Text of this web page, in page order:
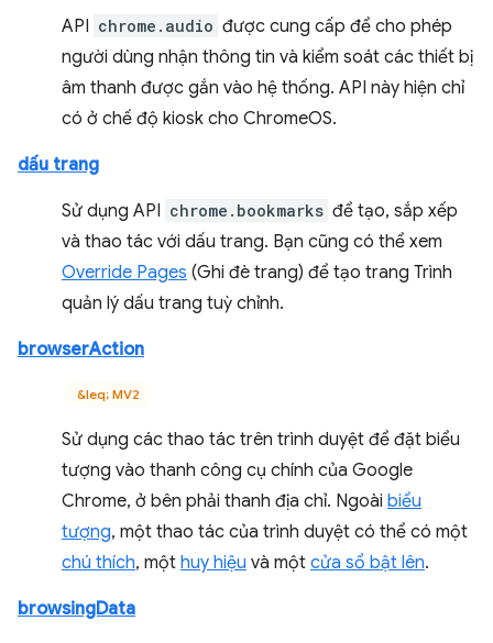
API chrome.audio được cung cấp để cho phép
người dùng nhận thông tin và kiểm soát các thiết bị
âm thanh được gắn vào hệ thống. API này hiện chỉ
có ở chế độ kiosk cho ChromeOS.
dấu trang
Sử dụng API chrome.bookmarks để tạo, sắp xếp
và thao tác với dấu trang. Bạn cũng có thể xem
Override Pages (Ghi đè trang) để tạo trang Trình
quản lý dấu trang tuỳ chỉnh.
browserAction
&leq; MV2
Sử dụng các thao tác trên trình duyệt để đặt biểu
tượng vào thanh công cụ chính của Google
Chrome, ở bên phải thanh địa chỉ. Ngoài biểu
tượng, một thao tác của trình duyệt có thể có một
chú thích, một huy hiệu và một cửa sổ bật lên.
browsingData